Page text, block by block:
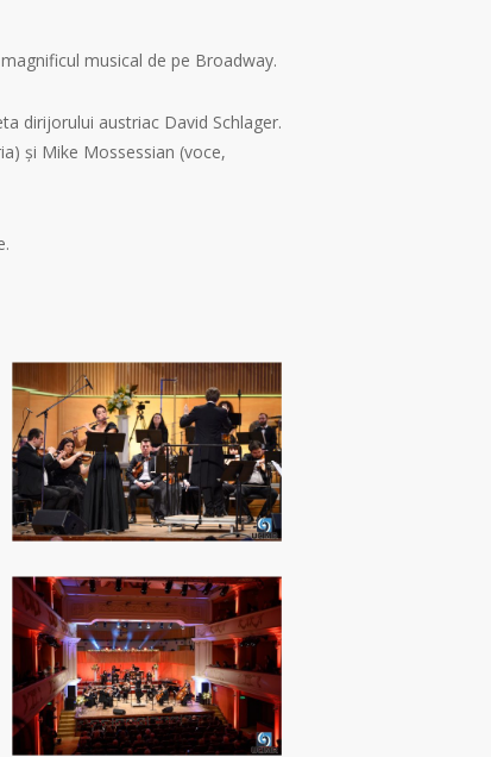
musical de pe Broadway.
dirijorului austriac David Schlager.
și Mike Mossessian (voce,